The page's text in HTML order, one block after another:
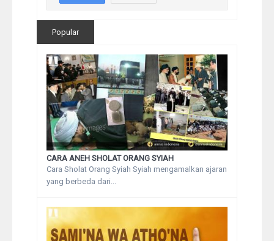
Popular
CARA ANEH SHOLAT ORANG SYIAH
Cara Sholat Orang Syiah Syiah mengamalkan ajaran
yang berbeda dari...